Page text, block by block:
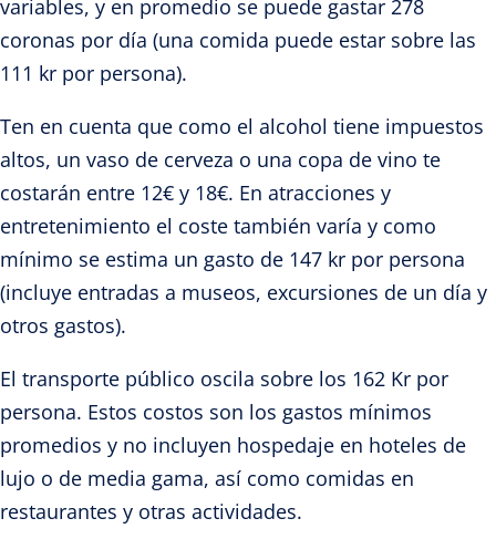
variables, y en promedio se puede gastar 278
coronas por día (una comida puede estar sobre las
111 kr por persona).
Ten en cuenta que como el alcohol tiene impuestos
altos, un vaso de cerveza o una copa de vino te
costarán entre 12€ y 18€. En atracciones y
entretenimiento el coste también varía y como
mínimo se estima un gasto de 147 kr por persona
(incluye entradas a museos, excursiones de un día y
otros gastos).
El transporte público oscila sobre los 162 Kr por
persona. Estos costos son los gastos mínimos
promedios y no incluyen hospedaje en hoteles de
lujo o de media gama, así como comidas en
restaurantes y otras actividades.